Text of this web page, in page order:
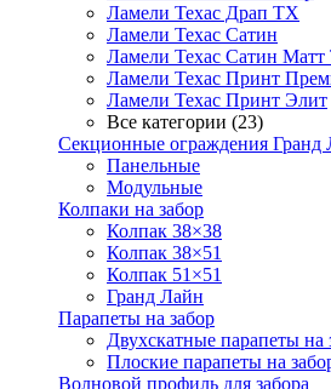
Ламели Техас Драп ТХ
Ламели Техас Сатин
Ламели Техас Сатин
Ламели Техас Принт
Ламели Техас Принт Элит
Все категории (23)
Секционные ограждения Гранд
Панельные
Модульные
Колпаки на забор
Колпак 38×38
Колпак 38×51
Колпак 51×51
Гранд Лайн
Парапеты на забор
Двухскатные парапеты на
Плоские парапеты на
Волновой профиль для забора